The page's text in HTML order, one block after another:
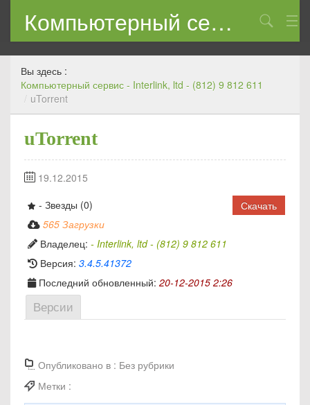
Компьютерный сервис — Interlink, ltd — (812) 9 812 611
КОНТАКТЫ
Вы здесь :
Компьютерный сервис - Interlink, ltd - (812) 9 812 611
/ uTorrent
uTorrent
19.12.2015
Скачать
- Звезды (0)
565 Загрузки
Владелец: - Interlink, ltd - (812) 9 812 611
Версия: 3.4.5.41372
Последний обновленный: 20-12-2015 2:26
Версии
Опубликовано в : Без рубрики
Метки :